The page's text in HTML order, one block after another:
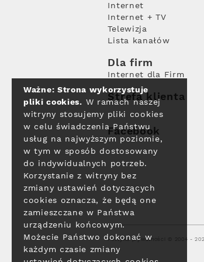
Internet
Internet + TV
Telewizja
Lista kanałów
Dla firm
Internet dla Firm
Strefa klienta
Facebook
Polityka prywatności © 2004 -
Ważne: Strona wykorzystuje
pliki cookies. W ramach naszej
witryny stosujemy pliki cookies
w celu świadczenia Państwu
usług na najwyższym poziomie,
w tym w sposób dostosowany
do indywidualnych potrzeb.
Korzystanie z witryny bez
zmiany ustawień dotyczących
cookies oznacza, że będą one
zamieszczane w Państwa
urządzeniu końcowym.
Możecie Państwo dokonać w
każdym czasie zmiany